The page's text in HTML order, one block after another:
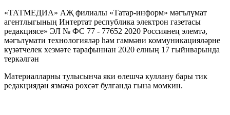
«ТАТМЕДИА» АҖ филиалы «Татар-информ» мәгълүмат
агентлыгының Интертат республика электрон газетасы
редакциясе» ЭЛ № ФС 77 - 77652 2020 Россиянең элемтә,
мәгълүмати технологияләр һәм гаммәви коммуникацияләрне
күзәтчелек хезмәте тарафыннан 2020 елның 17 гыйнварында
теркәлгән
Материалларны тулысынча яки өлешчә куллану бары тик
редакциядән язмача рөхсәт булганда гына мөмкин.